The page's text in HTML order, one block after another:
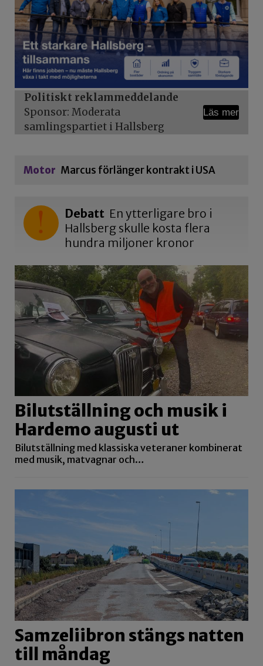
Politiskt reklammeddelande
Sponsor: Moderata
samlingspartiet i Hallsberg
Läs mer
Motor Marcus förlänger kontrakt i USA
Debatt En ytterligare bro i
Hallsberg skulle kosta flera
hundra miljoner kronor
Bilutställning och musik i
Hardemo augusti ut
Bilutställning med klassiska veteraner kombinerat
med musik, matvagnar och…
Samzeliibron stängs natten
till måndag